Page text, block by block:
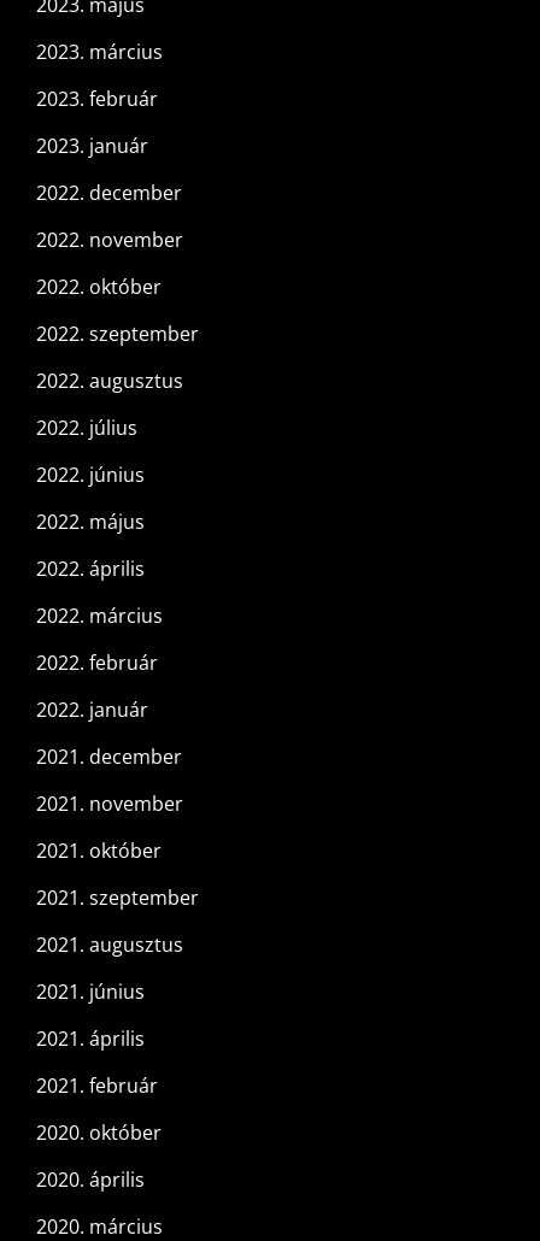
2023. március
2023. február
2023. január
2022. december
2022. november
2022. október
2022. szeptember
2022. augusztus
2022. július
2022. június
2022. május
2022. április
2022. március
2022. február
2022. január
2021. december
2021. november
2021. október
2021. szeptember
2021. augusztus
2021. június
2021. április
2021. február
2020. október
2020. április
2020. március